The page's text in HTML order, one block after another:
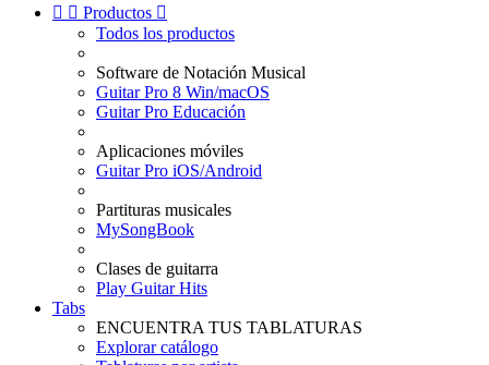
  Productos 
Todos los productos
Software de Notación Musical
Guitar Pro 8 Win/macOS
Guitar Pro Educación
Aplicaciones móviles
Guitar Pro iOS/Android
Partituras musicales
MySongBook
Clases de guitarra
Play Guitar Hits
Tabs
ENCUENTRA TUS TABLATURAS
Explorar catálogo